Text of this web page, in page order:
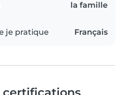
la famille
je pratique Français